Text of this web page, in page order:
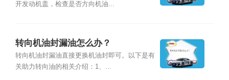
开发动机盖，检查是否方向机油...
转向机油封漏油怎么办？
转向机油封漏油直接更换机油封即可。以下是有
关助力转向油的相关介绍：1、...